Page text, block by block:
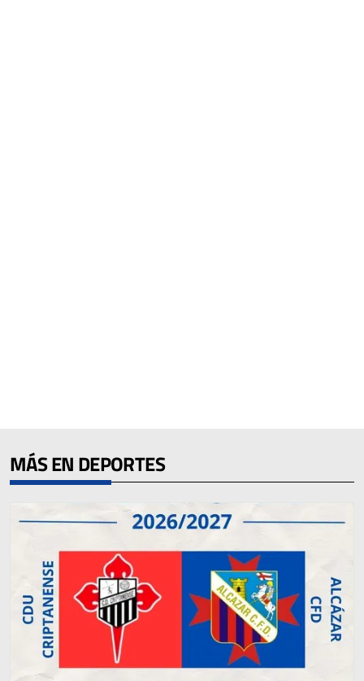
MÁS EN DEPORTES